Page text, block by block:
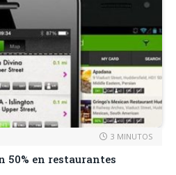
3 MINUTOS
50% en restaurantes